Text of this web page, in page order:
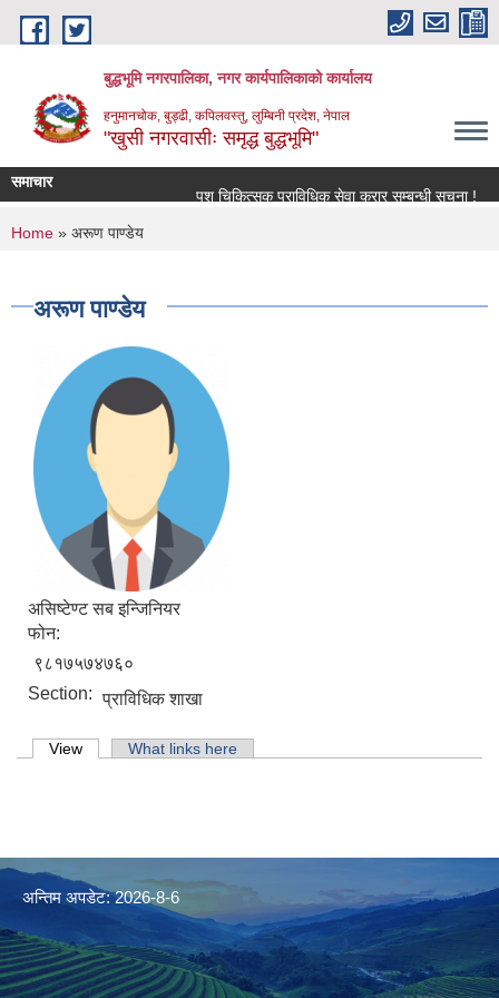
Skip to main content
बुद्धभूमि नगरपालिका, नगर कार्यपालिकाको कार्यालय
हनुमानचोक, बुड्ढी, कपिलवस्तु, लुम्बिनी प्रदेश, नेपाल
"खुसी नगरवासीः समृद्ध बुद्धभूमि"
समाचार
पशु चिकित्सक प्राविधिक सेवा करार सम्बन्धी सूचना !
You are here
Home » अरूण पाण्डेय
अरूण पाण्डेय
असिष्टेण्ट सब इन्जिनियर
फोन:
९८१७५७४७६०
Section: प्राविधिक शाखा
Primary tabs
View (active tab)What links here
अन्तिम अपडेट: 2026-8-6